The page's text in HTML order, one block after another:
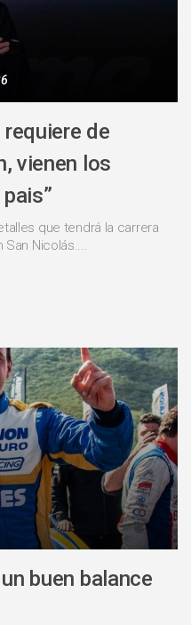
requiere de
vienen los
que tendrá la carrera
San Nicolás....
buen balance